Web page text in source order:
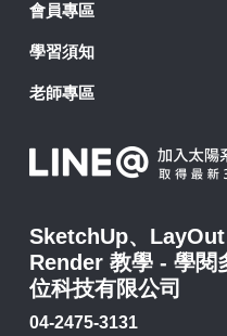
會員專區
學習須知
老師專區
SketchUp、
Render 教學 - 學閱
位科技有限公司
04-2475-3131